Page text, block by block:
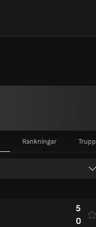
Rankningar Trupp
5
0